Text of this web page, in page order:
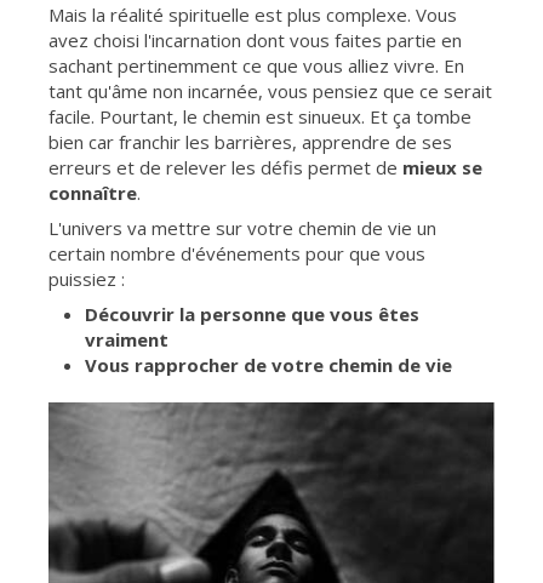
Mais la réalité spirituelle est plus complexe. Vous
avez choisi l'incarnation dont vous faites partie en
sachant pertinemment ce que vous alliez vivre. En
tant qu'âme non incarnée, vous pensiez que ce serait
facile. Pourtant, le chemin est sinueux. Et ça tombe
bien car franchir les barrières, apprendre de ses
erreurs et de relever les défis permet de mieux se
connaître.
L'univers va mettre sur votre chemin de vie un
certain nombre d'événements pour que vous
puissiez :
Découvrir la personne que vous êtes
vraiment
Vous rapprocher de votre chemin de vie